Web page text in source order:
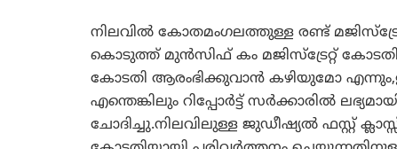
നിലവില്‍ കോതമംഗലത്തുള്ള രണ്ട്
കൊടുത്ത് മുന്‍സിഫ് കം മജിസ്‌ട്രേറ്റ്
കോടതി ആരംഭിക്കുവാന്‍ കഴിയുമോ
എന്തെങ്കിലും റിപ്പോര്‍ട്ട് സര്‍ക്കാരില്‍
ചോദിച്ചു.നിലവിലുള്ള ജുഡീഷ്യല്‍ ഫസ്റ്റ്